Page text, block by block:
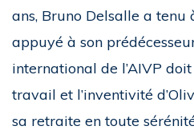
ans, Bruno Delsalle a
appuyé à son
international de l’AIVP
travail et l’inventivité
sa retraite en toute